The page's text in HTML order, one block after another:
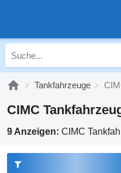
Tankfahrzeuge
CIMC
9 Anzeigen: CIMC